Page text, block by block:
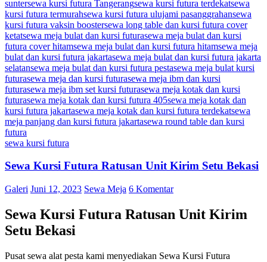
suntersewa kursi futura Tangerangsewa kursi futura terdekatsewa
kursi futura termurahsewa kursi futura ulujami pasanggrahansewa
kursi futura vaksin boostersewa long table dan kursi futura cover
ketatsewa meja bulat dan kursi futurasewa meja bulat dan kursi
futura cover hitamsewa meja bulat dan kursi futura hitamsewa meja
bulat dan kursi futura jakartasewa meja bulat dan kursi futura jakarta
selatansewa meja bulat dan kursi futura pestasewa meja bulat kursi
futurasewa meja dan kursi futurasewa meja ibm dan kursi
futurasewa meja ibm set kursi futurasewa meja kotak dan kursi
futurasewa meja kotak dan kursi futura 405sewa meja kotak dan
kursi futura jakartasewa meja kotak dan kursi futura terdekatsewa
meja panjang dan kursi futura jakartasewa round table dan kursi
futura
sewa kursi futura
Sewa Kursi Futura Ratusan Unit Kirim Setu Bekasi
Galeri Juni 12, 2023 Sewa Meja 6 Komentar
Sewa Kursi Futura Ratusan Unit Kirim
Setu Bekasi
Pusat sewa alat pesta kami menyediakan Sewa Kursi Futura